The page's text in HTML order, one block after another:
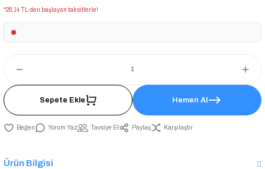
*28,14 TL den başlayan taksitlerle!
Sepete Ekle Hemen Al
Yorum Yaz Tavsiye Et Paylaş Karşılaştır
Ürün Bilgisi